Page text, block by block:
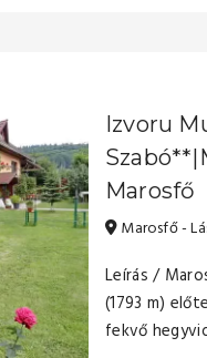
Izvoru
Marosfő
Marosfő -
Leírás /
(1793 m)
fekvő